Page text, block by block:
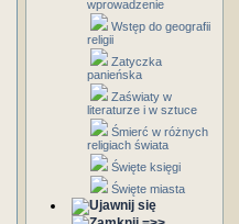
wprowadzenie
Wstęp do geografii
religii
Zatyczka
panieńska
Zaświaty w
literaturze i w sztuce
Śmierć w różnych
religiach świata
Święte księgi
Święte miasta